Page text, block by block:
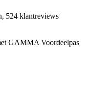
524 klantreviews
GAMMA Voordeelpas